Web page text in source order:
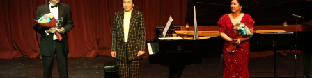
Kütahya
Gezi